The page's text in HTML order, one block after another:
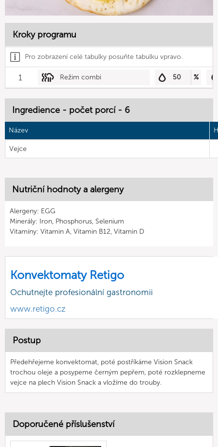
Kroky programu
Pro zobrazení celé tabulky posuňte tabulku vpravo.
1 Režim combi 50 %
Ingredience - počet porcí - 6
Název
Vejce
Nutriční hodnoty a alergeny
Alergeny: EGG
Minerály: Iron, Phosphorus, Selenium
Vitamíny: Vitamin A, Vitamin B12, Vitamin D
Konvektomaty Retigo
Ochutnejte profesionální gastronomii
www.retigo.cz
Postup
Předehřejeme konvektomat, poté postříkáme Vision Snack
trochou oleje a posypeme černým pepřem, poté rozklepneme
vejce na plech Vision Snack a vložíme do trouby.
Doporučené příslušenství